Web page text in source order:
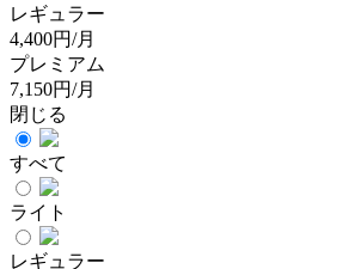
レギュラー
4,400円/月
プレミアム
7,150円/月
閉じる
すべて
ライト
レギュラー